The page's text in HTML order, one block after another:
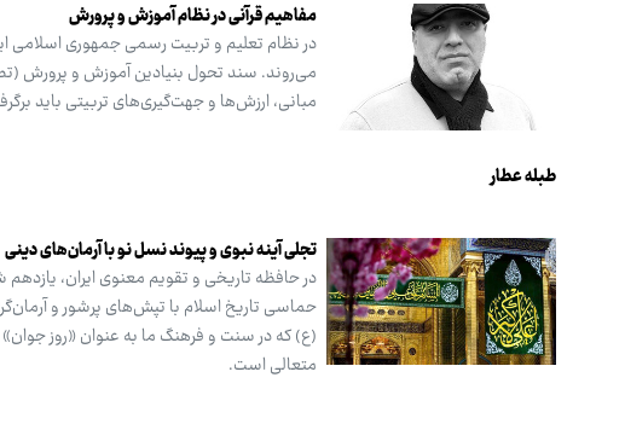
مفاهیم قرآنی در نظام آموزش و پرورش
در نظام تعلیم و تربیت رسمی جمهوری اسلامی
مبانی، ارزش‌ها و جهت‌گیری‌های تربیتی باید
طبله عطار
تجلی آینه نبوی و پیوند نسل نو با آرمان‌های دینی
در حافظه تاریخی و تقویم معنوی ایران،
حماسی تاریخ اسلام با تپش‌های پرشور و
(ع) که در سنت و فرهنگ ما به عنوان «روز
متعالی است.